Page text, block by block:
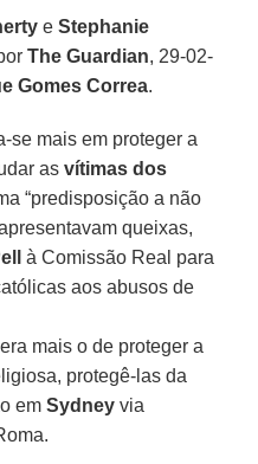
eStephanie
The Guardian, 29-02-
Gomes Correa.
se mais em proteger a
as vítimas dos
“predisposição a não
queixas,
à Comissão Real para
aos abusos de
mais o de proteger a
protegê-las da
emSydney via